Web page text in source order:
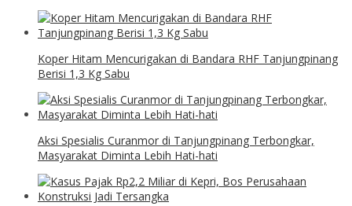
Koper Hitam Mencurigakan di Bandara RHF Tanjungpinang
Berisi 1,3 Kg Sabu
Aksi Spesialis Curanmor di Tanjungpinang Terbongkar,
Masyarakat Diminta Lebih Hati-hati